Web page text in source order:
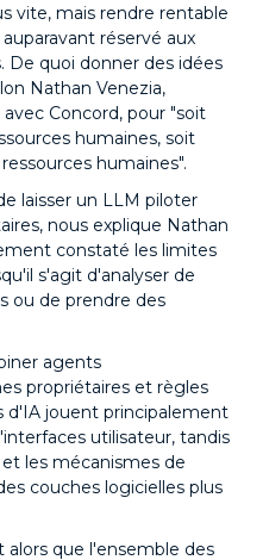
vite, mais rendre rentable
réservé aux
De quoi donner des idées
Nathan Venezia,
Concord, pour "soit
humaines, soit
humaines".
laisser un LLM piloter
nous explique Nathan
constaté les limites
s'agit d'analyser de
ou de prendre des
agents
propriétaires et règles
d'IA jouent principalement
utilisateur, tandis
et les mécanismes de
couches logicielles plus
que l'ensemble des